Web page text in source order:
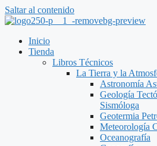
Saltar al contenido
Inicio
Tienda
Libros Técnicos
La Tierra y la
Astronomía
Geología
Sismóloga
Geotermia
Meteorología
Oceanografía